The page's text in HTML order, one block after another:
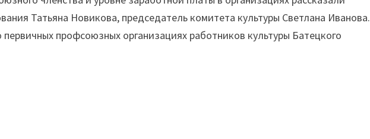
Татьяна Новикова, председатель комитета культуры Светлана Иванова.
профсоюзных организациях работников культуры Батецкого